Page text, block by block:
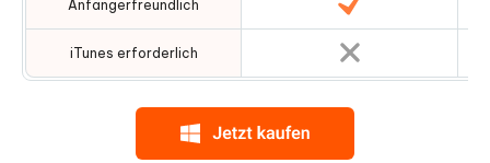
Anfängerfreundlich
iTunes erforderlich